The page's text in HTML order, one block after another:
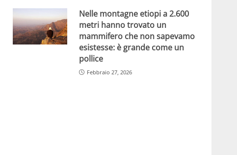
Nelle montagne etiopi a 2.600
metri hanno trovato un
mammifero che non sapevamo
esistesse: è grande come un
pollice
Febbraio 27, 2026